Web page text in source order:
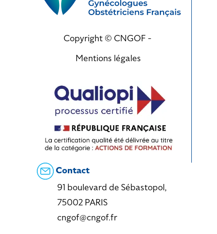
Copyright © CNGOF -
Mentions légales
Contact
91 boulevard de Sébastopol,
75002 PARIS
cngof@cngof.fr